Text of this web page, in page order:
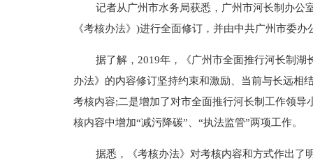
记者从广州市水务局获悉，广州市河长制办公
《考核办法》)进行全面修订，并由中共广州市委
据了解，2019年，《广州市全面推行河长制
办法》的内容修订坚持约束和激励、当前与长远相
考核内容;二是增加了对市全面推行河长制工作领
核内容中增加“减污降碳”、“执法监管”两项工作。
据悉，《考核办法》对考核内容和方式作出了